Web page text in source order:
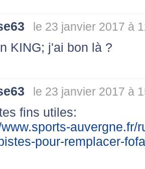
le 23 janvier 2017 à
KING; j'ai bon là ?
le 23 janvier 2017 à
fins utiles:
auvergne.fr/
pour-remplacer-